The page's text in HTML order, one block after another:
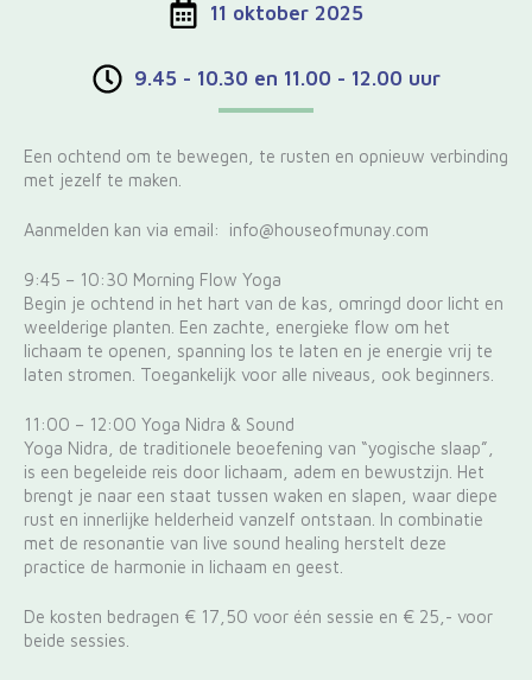
11 oktober 2025
9.45 - 10.30 en 11.00 - 12.00 uur
Een ochtend om te bewegen, te rusten en opnieuw verbinding
met jezelf te maken.
Aanmelden kan via email: info@houseofmunay.com
9:45 – 10:30 Morning Flow Yoga
Begin je ochtend in het hart van de kas, omringd door licht en
weelderige planten. Een zachte, energieke flow om het
lichaam te openen, spanning los te laten en je energie vrij te
laten stromen. Toegankelijk voor alle niveaus, ook beginners.
11:00 – 12:00 Yoga Nidra & Sound
Yoga Nidra, de traditionele beoefening van “yogische slaap”,
is een begeleide reis door lichaam, adem en bewustzijn. Het
brengt je naar een staat tussen waken en slapen, waar diepe
rust en innerlijke helderheid vanzelf ontstaan. In combinatie
met de resonantie van live sound healing herstelt deze
practice de harmonie in lichaam en geest.
De kosten bedragen € 17,50 voor één sessie en € 25,- voor
beide sessies.